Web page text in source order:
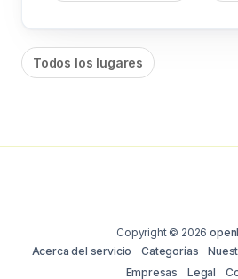
Todos los lugares
Copyright © 2026
Acerca del servicio
Categorías
Empresas
Legal